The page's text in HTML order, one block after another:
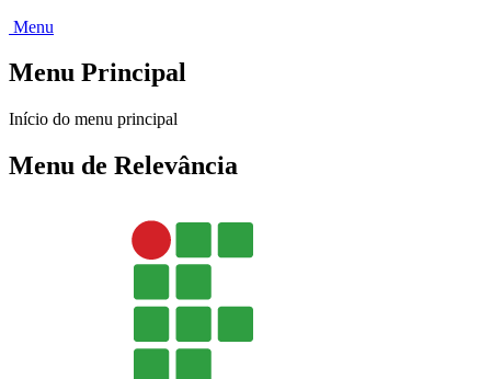
Menu
Menu Principal
Início do menu principal
Menu de Relevância